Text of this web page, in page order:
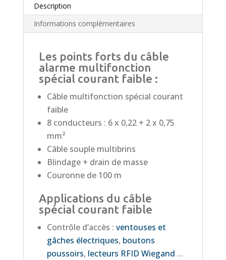
Description
Informations complémentaires
Les points forts du câble
alarme multifonction
spécial courant faible :
Câble multifonction spécial courant
faible
8 conducteurs : 6 x 0,22 + 2 x 0,75
mm²
Câble souple multibrins
Blindage + drain de masse
Couronne de 100 m
Applications du câble
spécial courant faible
Contrôle d’accès : ventouses et
gâches électriques, boutons
poussoirs, lecteurs RFID Wiegand …